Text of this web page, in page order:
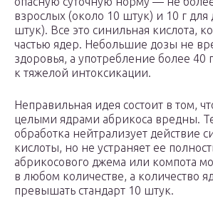
взрослых (около 10 штук) и 10 г для
штук). Все это синильная кислота,
частью ядер. Небольшие дозы не
здоровья, а употребление более 40
к тяжелой интоксикации.
Неправильная идея состоит в том,
целыми ядрами абрикоса вредны.
обработка нейтрализует действие
кислоты, но не устраняет ее
абрикосового джема или компота
в любом количестве, а количество
превышать стандарт 10 штук.